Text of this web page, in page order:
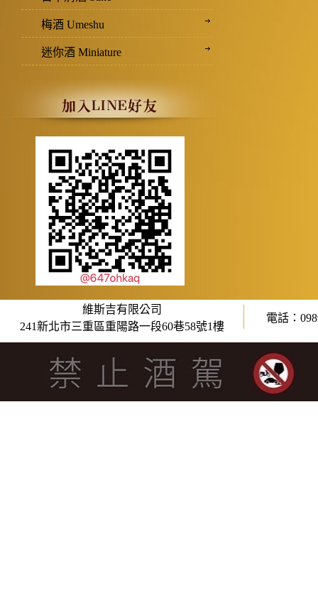
梅酒 Umeshu
迷你酒 Miniature
維斯吉有限公司
241新北市三重區重陽路一段60巷58號1樓
電話：